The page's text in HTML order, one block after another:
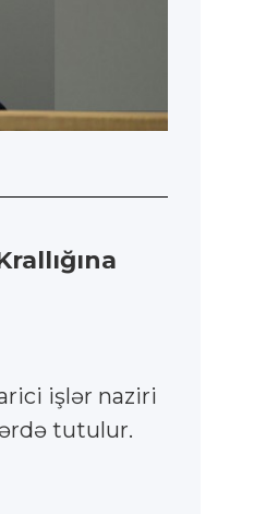
işlər naziri
tutulur.